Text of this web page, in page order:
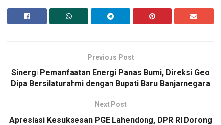
Previous Post
Sinergi Pemanfaatan Energi Panas Bumi, Direksi Geo
Dipa Bersilaturahmi dengan Bupati Baru Banjarnegara
Next Post
Apresiasi Kesuksesan PGE Lahendong, DPR RI Dorong